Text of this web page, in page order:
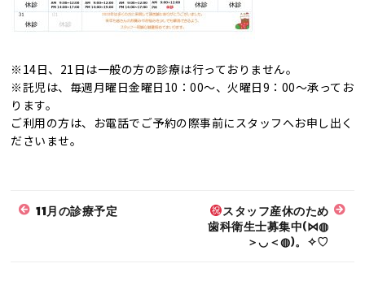
※14日、21日は一般の方の診療は行っておりません。
※託児は、毎週月曜日金曜日10：00～、火曜日9：00～承ってお
ります。
ご利用の方は、お電話でご予約の際事前にスタッフへお申し出く
ださいませ。
11月の診療予定
スタッフ産休のため
歯科衛生士募集中(⋈◍
＞◡＜◍)。✧♡